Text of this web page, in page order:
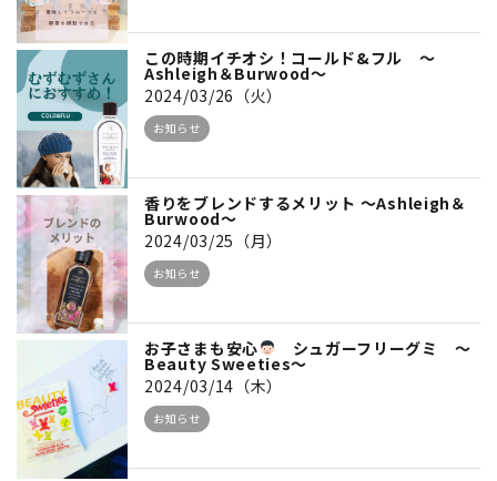
この時期イチオシ！コールド&フル ～
Ashleigh＆Burwood～
2024/03/26（火）
お知らせ
香りをブレンドするメリット ～Ashleigh＆
Burwood～
2024/03/25（月）
お知らせ
お子さまも安心 シュガーフリーグミ ～
Beauty Sweeties～
2024/03/14（木）
お知らせ